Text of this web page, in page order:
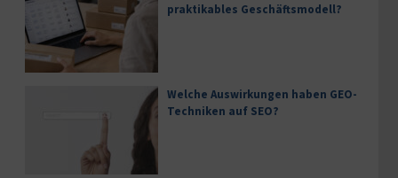
praktikables Geschäftsmodell?
Welche Auswirkungen haben GEO-
Techniken auf SEO?